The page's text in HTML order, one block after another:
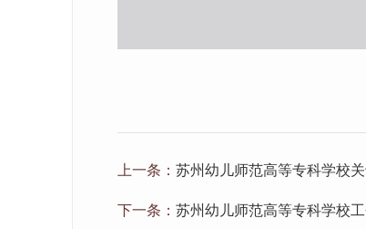
上一条：苏州幼儿师范高等专科学校
下一条：苏州幼儿师范高等专科学校